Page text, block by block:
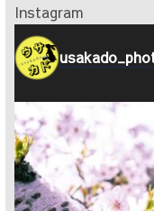
Instagram